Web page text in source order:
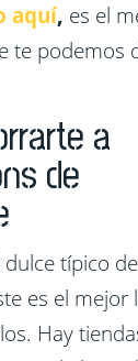
aquí, es el
te podemos
a
de
típico
es el mejor
Hay